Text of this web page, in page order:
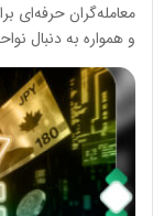
معامله‌گران حرفه‌ای
و همواره به دنبال